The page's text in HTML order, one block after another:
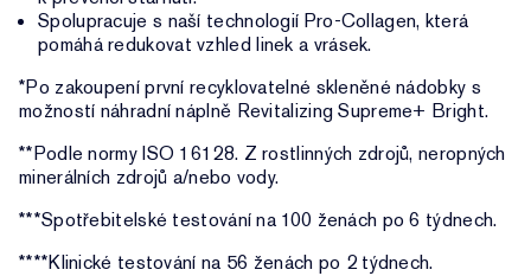
Spolupracuje s naší technologií Pro-Collagen, která
pomáhá redukovat vzhled linek a vrásek.
*Po zakoupení první recyklovatelné skleněné nádobky s
možností náhradní náplně Revitalizing Supreme+ Bright.
**Podle normy ISO 16128. Z rostlinných zdrojů, neropných
minerálních zdrojů a/nebo vody.
***Spotřebitelské testování na 100 ženách po 6 týdnech.
****Klinické testování na 56 ženách po 2 týdnech.